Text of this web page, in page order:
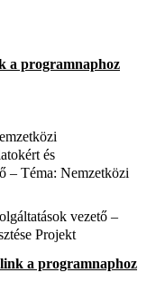
a programnaphoz
és
– Téma: Nemzetközi
vezető –
Projekt
a programnaphoz